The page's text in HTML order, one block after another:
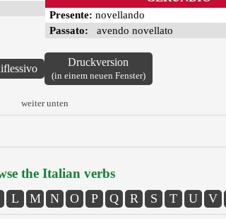
Presente: novellando
Passato: avendo novellato
Druckversion
(in einem neuen Fenster)
weiter unten
the Italian verbs
L M N O P Q R S T U V